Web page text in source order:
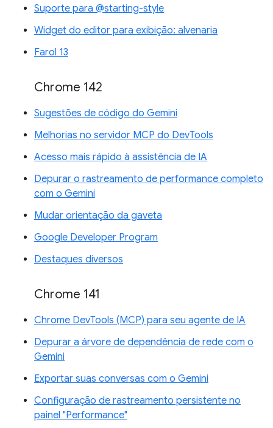
Suporte para @starting-style
Widget do editor para exibição: alvenaria
Farol 13
Chrome 142
Sugestões de código do Gemini
Melhorias no servidor MCP do DevTools
Acesso mais rápido à assistência de IA
Depurar o rastreamento de performance completo
com o Gemini
Mudar orientação da gaveta
Google Developer Program
Destaques diversos
Chrome 141
Chrome DevTools (MCP) para seu agente de IA
Depurar a árvore de dependência de rede com o
Gemini
Exportar suas conversas com o Gemini
Configuração de rastreamento persistente no
painel "Performance"